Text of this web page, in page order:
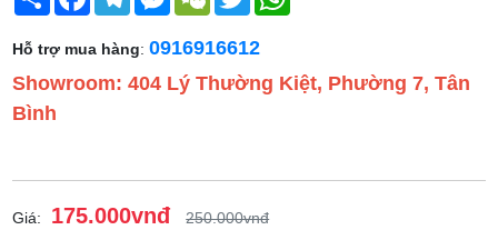
Hỗ trợ mua hàng:0916916612
Showroom: 404 Lý Thường Kiệt, Phường 7, Tân
Bình
Giá: 175.000vnđ
250.000vnđ